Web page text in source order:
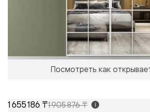
Посмотреть как
1 655 186 ₸1 905 876 ₸ i